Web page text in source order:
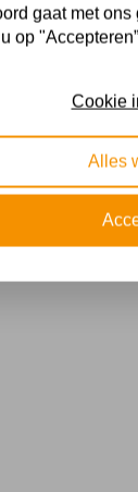
gaat met
op
Cookie
Alles